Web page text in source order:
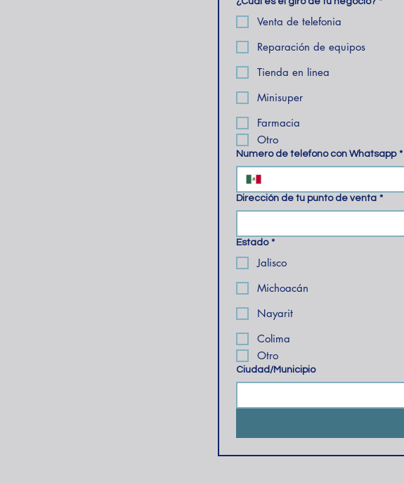
Venta de telefonia
Reparación de equipos
Tienda en linea
Minisuper
Farmacia
Otro
Numero de telefono con Whatsapp *
Dirección de tu punto de venta *
Estado *
Jalisco
Michoacán
Nayarit
Colima
Otro
Ciudad/Municipio